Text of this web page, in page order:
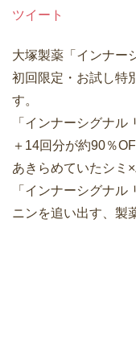
ツイート
大塚製薬「インナー
初回限定・お試し特
す。
「インナーシグナル
＋14回分が約90％
あきらめていたシミ×
「インナーシグナ
ニンを追い出す、製